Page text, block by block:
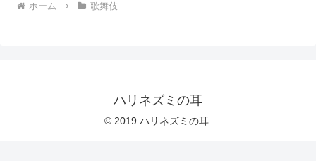
ホーム 歌舞伎
ハリネズミの耳
© 2019 ハリネズミの耳.